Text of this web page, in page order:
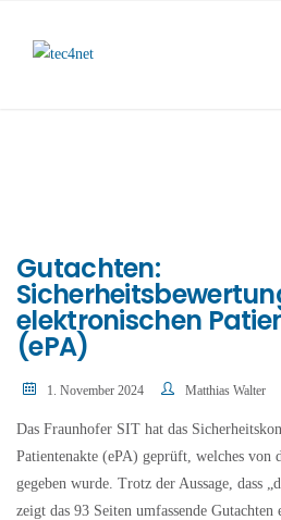
Gutachten:
elektronischen
(ePA)
1. November 2024 Matthias Walter
Das Fraunhofer SIT hat das
Patientenakte (ePA) geprüft, welches von
gegeben wurde. Trotz der Aussage, dass
zeigt das 93 Seiten umfassende Gutachten